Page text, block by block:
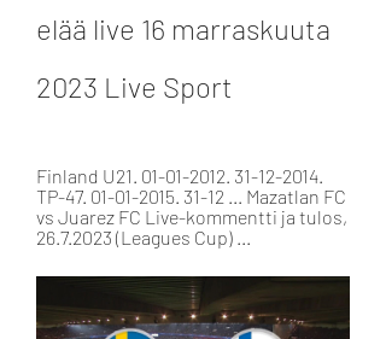
elää live 16 marraskuuta
2023 Live Sport
Finland U21. 01-01-2012. 31-12-2014.
TP-47. 01-01-2015. 31-12 ... Mazatlan FC
vs Juarez FC Live-kommentti ja tulos,
26.7.2023 (Leagues Cup) ...